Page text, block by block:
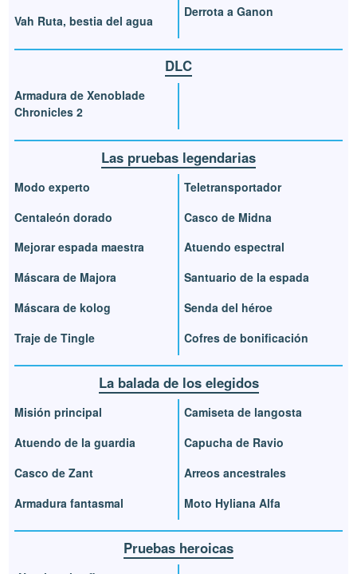
Vah Ruta, bestia del agua
Derrota a Ganon
DLC
Armadura de Xenoblade
Chronicles 2
Las pruebas legendarias
Modo experto
Centaleón dorado
Mejorar espada maestra
Máscara de Majora
Máscara de kolog
Traje de Tingle
Teletransportador
Casco de Midna
Atuendo espectral
Santuario de la espada
Senda del héroe
Cofres de bonificación
La balada de los elegidos
Misión principal
Atuendo de la guardia
Casco de Zant
Armadura fantasmal
Camiseta de langosta
Capucha de Ravio
Arreos ancestrales
Moto Hyliana Alfa
Pruebas heroicas